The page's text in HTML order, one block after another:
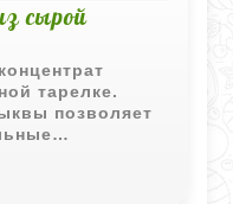
сырой
тарелке.
позволяет
с сочным
и